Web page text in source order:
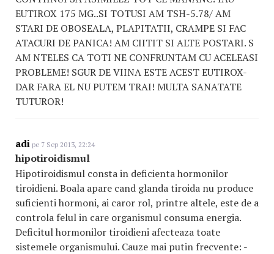
EUTIROX 175 MG..SI TOTUSI AM TSH-5.78/ AM
STARI DE OBOSEALA, PLAPITATII, CRAMPE SI FAC
ATACURI DE PANICA! AM CIITIT SI ALTE POSTARI. S
AM NTELES CA TOTI NE CONFRUNTAM CU ACELEASI
PROBLEME! SGUR DE VIINA ESTE ACEST EUTIROX-
DAR FARA EL NU PUTEM TRAI! MULTA SANATATE
TUTUROR!
adi pe 7 Sep 2013, 22:24
hipotiroidismul
Hipotiroidismul consta in deficienta hormonilor
tiroidieni. Boala apare cand glanda tiroida nu produce
suficienti hormoni, ai caror rol, printre altele, este de a
controla felul in care organismul consuma energia.
Deficitul hormonilor tiroidieni afecteaza toate
sistemele organismului. Cauze mai putin frecvente: -